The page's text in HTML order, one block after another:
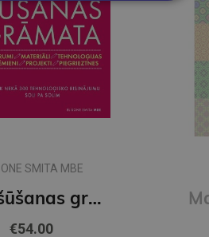
NASTEVIČA
Mana pūra raksti. Rokdarbiem, relaksācijai, meditācijai
€14.50